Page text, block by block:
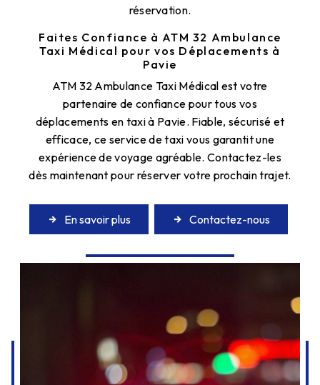
réservation.
Faites Confiance à ATM 32 Ambulance
Taxi Médical pour vos Déplacements à
Pavie
ATM 32 Ambulance Taxi Médical est votre
partenaire de confiance pour tous vos
déplacements en taxi à Pavie. Fiable, sécurisé et
efficace, ce service de taxi vous garantit une
expérience de voyage agréable. Contactez-les
dès maintenant pour réserver votre prochain trajet.
En savoir plus Contactez-nous